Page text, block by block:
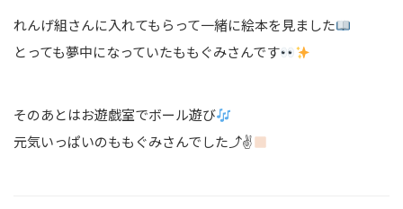
れんげ組さんに入れてもらって一緒に絵本を見ました
とっても夢中になっていたももぐみさんです
そのあとはお遊戯室でボール遊び
元気いっぱいのももぐみさんでした⤴︎✌